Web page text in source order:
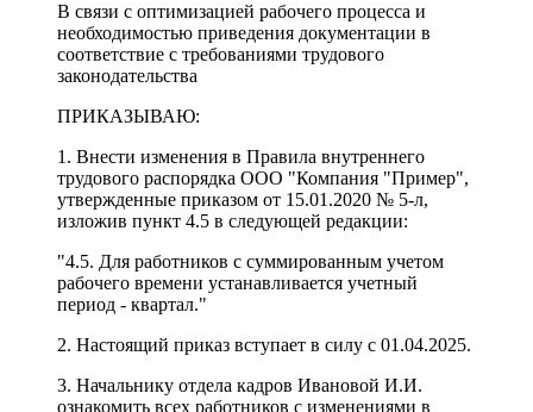
В связи с оптимизацией рабочего процесса и
необходимостью приведения документации в
соответствие с требованиями трудового
законодательства
ПРИКАЗЫВАЮ:
1. Внести изменения в Правила внутреннего
трудового распорядка ООО "Компания "Пример",
утвержденные приказом от 15.01.2020 № 5-л,
изложив пункт 4.5 в следующей редакции:
"4.5. Для работников с суммированным учетом
рабочего времени устанавливается учетный
период - квартал."
2. Настоящий приказ вступает в силу с 01.04.2025.
3. Начальнику отдела кадров Ивановой И.И.
ознакомить всех работников с изменениями в